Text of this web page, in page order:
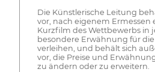
Die Künstlerische Leitung
vor, nach eigenem Ermessen
Kurzfilm des Wettbewerbs in
besondere Erwähnung für
verleihen, und behält sich
vor, die Preise und
zu ändern oder zu erweitern.